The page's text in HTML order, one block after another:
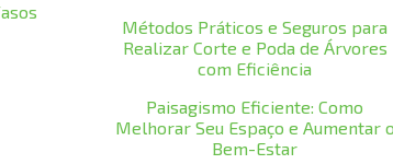
Métodos Práticos e Seguros para
Realizar Corte e Poda de Árvores
com Eficiência
Paisagismo Eficiente: Como
Melhorar Seu Espaço e Aumentar o
Bem-Estar